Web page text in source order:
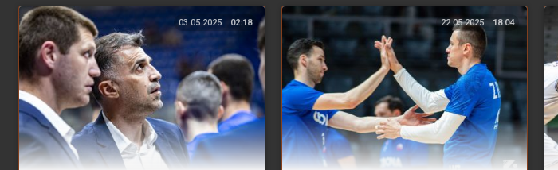
03.05.2025. 02:18 22.05.2025. 18:04